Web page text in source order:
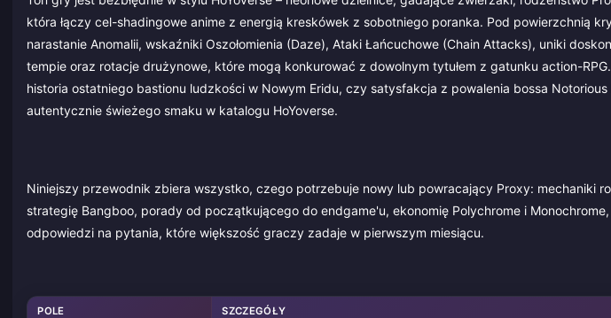
która łączy cel-shadingowe anime z energią kreskówek z sobotniego poranka. Pod powierzchnią
narastanie Anomalii, wskaźniki Oszołomienia (Daze), Ataki Łańcuchowe (Chain Attacks), uniki
tempie oraz rotacje drużynowe, które mogą konkurować z dowolnym tytułem z gatunku action-
historia ostatniego bastionu ludzkości w Nowym Eridu, czy satysfakcja z powalenia bossa
autentycznie świeżego smaku w katalogu HoYoverse.
Niniejszy przewodnik zbiera wszystko, czego potrzebuje nowy lub powracający Proxy: mechaniki
strategię Bangboo, porady od początkującego do endgame'u, ekonomię Polychrome i
odpowiedzi na pytania, które większość graczy zadaje w pierwszym miesiącu.
POLE SZCZEGÓŁY